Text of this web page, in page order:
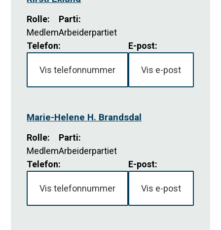
Rolle:
Medlem
Parti:
Arbeiderpartiet
Telefon:
Vis telefonnummer
E-post:
Vis e-post
Marie-Helene H. Brandsdal
Rolle:
Medlem
Parti:
Arbeiderpartiet
Telefon:
Vis telefonnummer
E-post:
Vis e-post